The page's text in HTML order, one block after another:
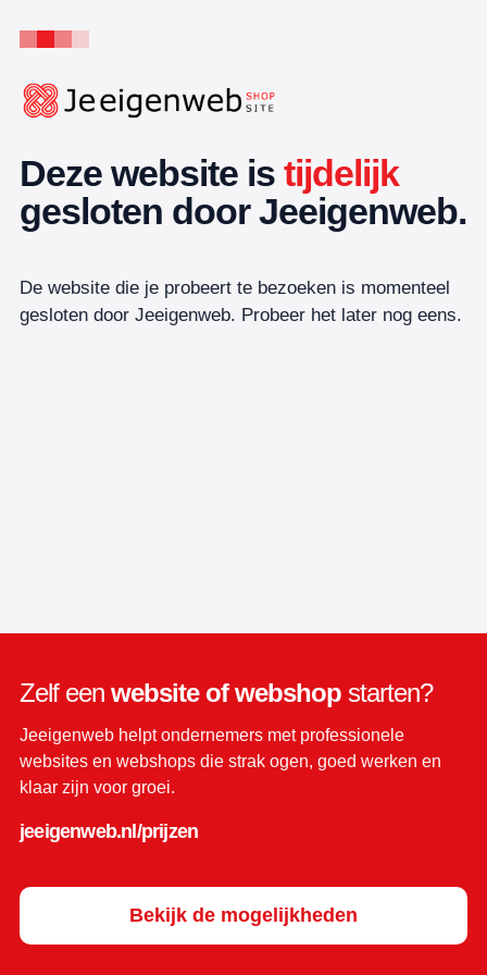
Deze website is tijdelijk
gesloten door Jeeigenweb.
De website die je probeert te bezoeken is momenteel
gesloten door Jeeigenweb. Probeer het later nog eens.
Zelf een website of webshop starten?
Jeeigenweb helpt ondernemers met professionele
websites en webshops die strak ogen, goed werken en
klaar zijn voor groei.
jeeigenweb.nl/prijzen
Bekijk de mogelijkheden